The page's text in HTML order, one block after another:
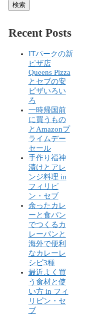
検索
Recent Posts
ITパークの新
ピザ店
Queens Pizza
とセブの安
ピザいろい
ろ
一時帰国前
に買うもの
とAmazonプ
ライムデー
セール
手作り福神
漬けとアレ
ンジ料理 in
フィリピ
ン・セブ
余ったカレ
ーと食パン
でつくるカ
レーパンと
海外で便利
なカレーレ
シピ3種
最近よく買
う食材と使
い方 in フィ
リピン・セ
ブ